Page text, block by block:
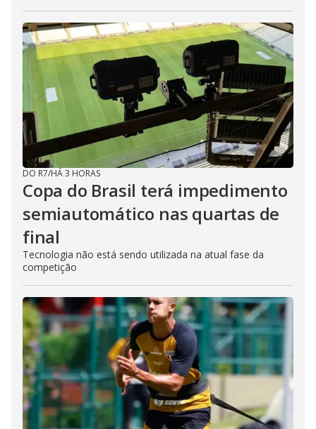
DO R7/HÁ 3 HORAS
Copa do Brasil terá impedimento
semiautomático nas quartas de
final
Tecnologia não está sendo utilizada na atual fase da
competição